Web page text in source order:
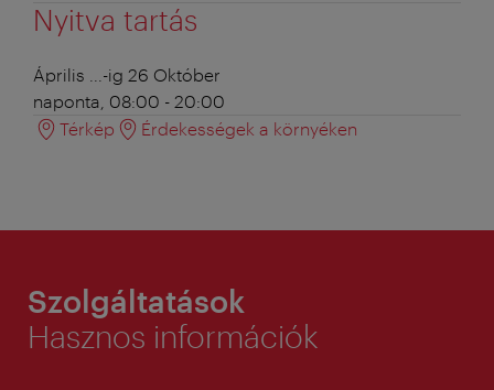
Nyitva tartás
Április ...-ig 26 Október
naponta, 08:00 - 20:00
Térkép
Érdekességek a környéken
Szolgáltatások
Hasznos információk